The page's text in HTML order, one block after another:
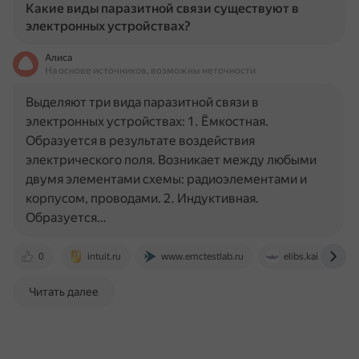
Какие виды паразитной связи существуют в
электронных устройствах?
Алиса
На основе источников, возможны неточности
0 intuit.ru www.emctestlab.ru elibs.kai.ru
Выделяют три вида паразитной связи в
электронных устройствах: 1. Ёмкостная.
Образуется в результате воздействия
электрического поля. Возникает между любыми
двумя элементами схемы: радиоэлементами и
корпусом, проводами. 2. Индуктивная.
Образуется…
Читать далее